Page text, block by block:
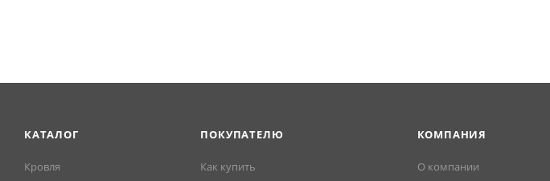
КАТАЛОГ
Кровля
ПОКУПАТЕЛЮ
Как купить
КОМПАНИЯ
О компании